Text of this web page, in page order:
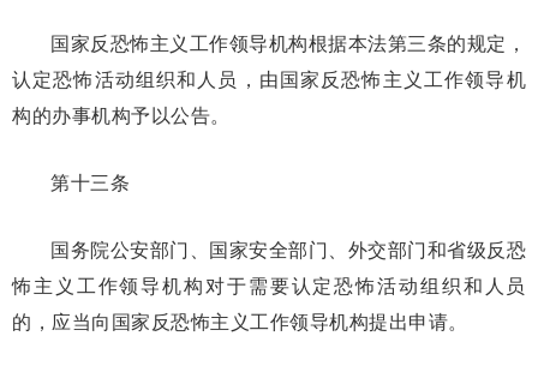
国家反恐怖主义工作领导机构根据本法第三条的规定，
认定恐怖活动组织和人员，由国家反恐怖主义工作领导机
构的办事机构予以公告。
第十三条
国务院公安部门、国家安全部门、外交部门和省级反恐
怖主义工作领导机构对于需要认定恐怖活动组织和人员
的，应当向国家反恐怖主义工作领导机构提出申请。